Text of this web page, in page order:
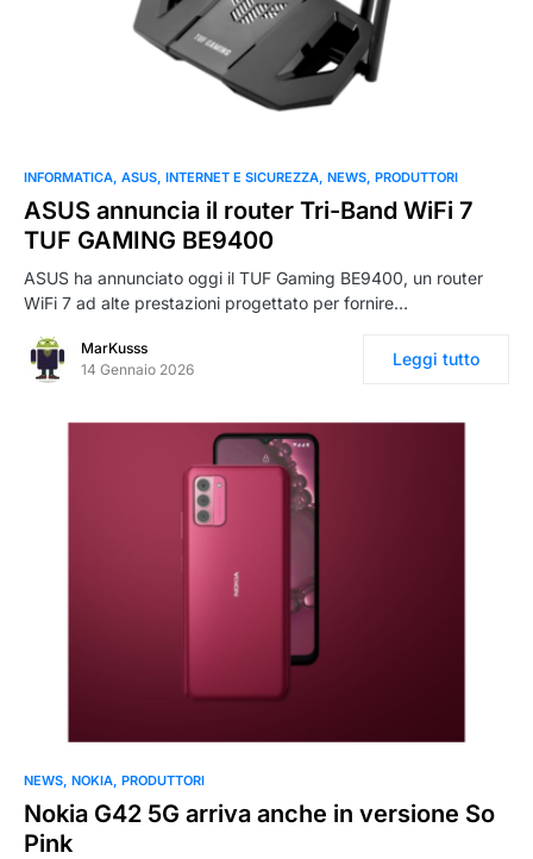
INFORMATICA ASUS INTERNET E SICUREZZA NEWS PRODUTTORI
ASUS annuncia il router Tri-Band WiFi 7
TUF GAMING BE9400
ASUS ha annunciato oggi il TUF Gaming BE9400, un router
WiFi 7 ad alte prestazioni progettato per fornire…
MarKusss
14 Gennaio 2026
Leggi tutto
NEWS NOKIA PRODUTTORI
Nokia G42 5G arriva anche in versione So
Pink